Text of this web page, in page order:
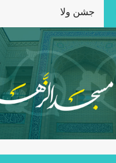
جشن ولادت حضرت